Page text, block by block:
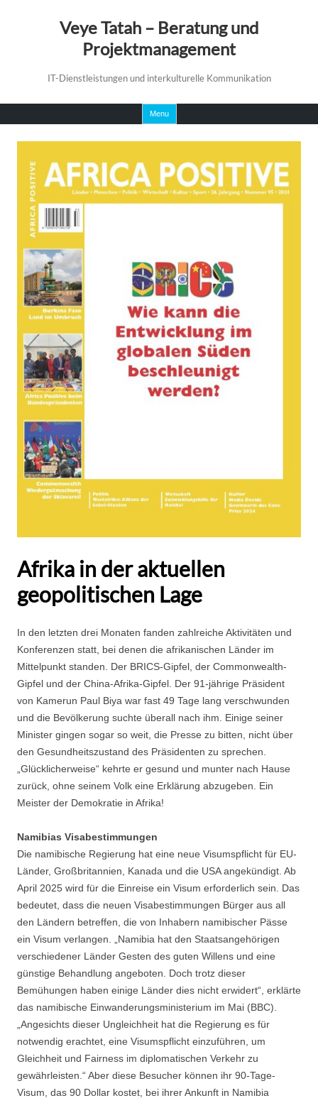
Veye Tatah – Beratung und
Projektmanagement
IT-Dienstleistungen und interkulturelle Kommunikation
Menu
Afrika in der aktuellen
geopolitischen Lage
In den letzten drei Monaten fanden zahlreiche Aktivitäten und
Konferenzen statt, bei denen die afrikanischen Länder im
Mittelpunkt standen. Der BRICS-Gipfel, der Commonwealth-
Gipfel und der China-Afrika-Gipfel. Der 91-jährige Präsident
von Kamerun Paul Biya war fast 49 Tage lang verschwunden
und die Bevölkerung suchte überall nach ihm. Einige seiner
Minister gingen sogar so weit, die Presse zu bitten, nicht über
den Gesundheitszustand des Präsidenten zu sprechen.
„Glücklicherweise“ kehrte er gesund und munter nach Hause
zurück, ohne seinem Volk eine Erklärung abzugeben. Ein
Meister der Demokratie in Afrika!
Namibias Visabestimmungen
Die namibische Regierung hat eine neue Visumspflicht für EU-
Länder, Großbritannien, Kanada und die USA angekündigt. Ab
April 2025 wird für die Einreise ein Visum erforderlich sein. Das
bedeutet, dass die neuen Visabestimmungen Bürger aus all
den Ländern betreffen, die von Inhabern namibischer Pässe
ein Visum verlangen. „Namibia hat den Staatsangehörigen
verschiedener Länder Gesten des guten Willens und eine
günstige Behandlung angeboten. Doch trotz dieser
Bemühungen haben einige Länder dies nicht erwidert“, erklärte
das namibische Einwanderungsministerium im Mai (BBC).
„Angesichts dieser Ungleichheit hat die Regierung es für
notwendig erachtet, eine Visumspflicht einzuführen, um
Gleichheit und Fairness im diplomatischen Verkehr zu
gewährleisten.“ Aber diese Besucher können ihr 90-Tage-
Visum, das 90 Dollar kostet, bei ihrer Ankunft in Namibia